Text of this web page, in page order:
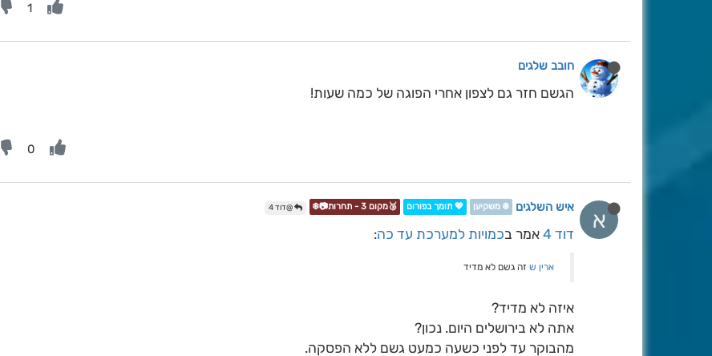
1
חובב שלגים
הגשם חזר גם לצפון אחרי הפוגה של כמה שעות!
0
א איש השלגים ❄️ משקיען 💖 תומך בפורום 🥉מקום 3 - תחרות📷❄️ @דוד 4
דוד 4 אמר בכמויות למערכת עד כה:
ארין ש זה גשם לא מדיד
איזה לא מדיד?
אתה לא בירושלים היום. נכון?
מהבוקר עד לפני כשעה כמעט גשם ללא הפסקה.